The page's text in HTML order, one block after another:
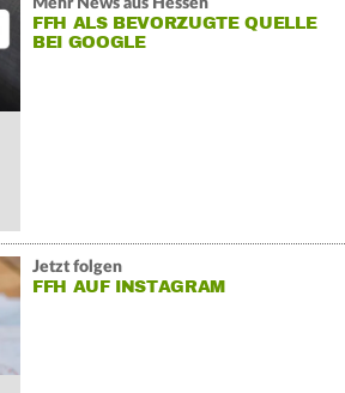
Mehr News aus Hessen
FFH ALS BEVORZUGTE QUELLE
BEI GOOGLE
Jetzt folgen
FFH AUF INSTAGRAM